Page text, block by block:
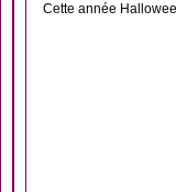
Cette année